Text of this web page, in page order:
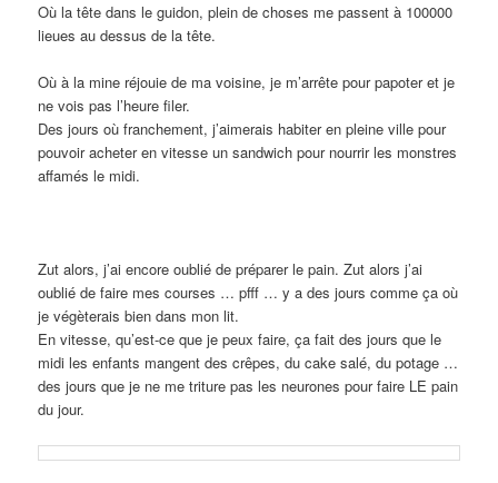
Où la tête dans le guidon, plein de choses me passent à 100000
lieues au dessus de la tête.
Où à la mine réjouie de ma voisine, je m’arrête pour papoter et je
ne vois pas l’heure filer.
Des jours où franchement, j’aimerais habiter en pleine ville pour
pouvoir acheter en vitesse un sandwich pour nourrir les monstres
affamés le midi.
Zut alors, j’ai encore oublié de préparer le pain. Zut alors j’ai
oublié de faire mes courses … pfff … y a des jours comme ça où
je végèterais bien dans mon lit.
En vitesse, qu’est-ce que je peux faire, ça fait des jours que le
midi les enfants mangent des crêpes, du cake salé, du potage …
des jours que je ne me triture pas les neurones pour faire LE pain
du jour.